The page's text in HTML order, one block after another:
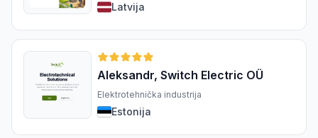
Latvija
Aleksandr, Switch Electric OÜ
Elektrotehnička industrija
Estonija